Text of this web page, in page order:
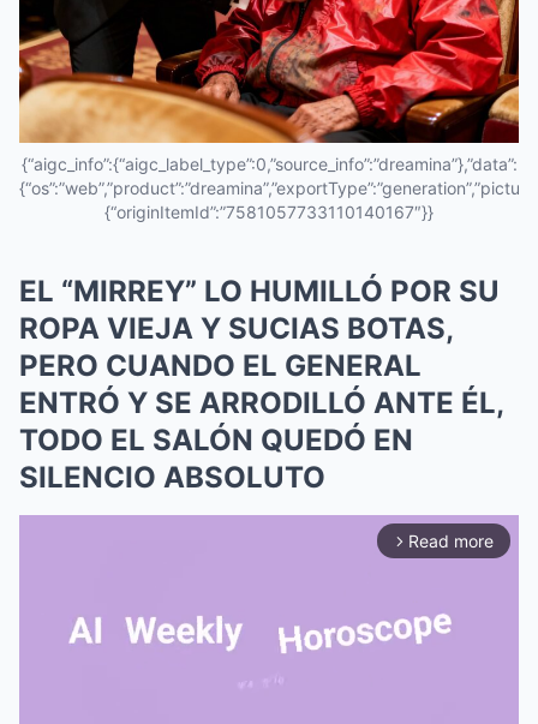
{“aigc_info”:{“aigc_label_type”:0,”source_info”:”dreamina”},”data”:
{“originItemId”:”7581057733110140167″}}
EL “MIRREY” LO HUMILLÓ POR SU
ROPA VIEJA Y SUCIAS BOTAS,
PERO CUANDO EL GENERAL
ENTRÓ Y SE ARRODILLÓ ANTE ÉL,
TODO EL SALÓN QUEDÓ EN
SILENCIO ABSOLUTO
arrow_forward_ios Read more